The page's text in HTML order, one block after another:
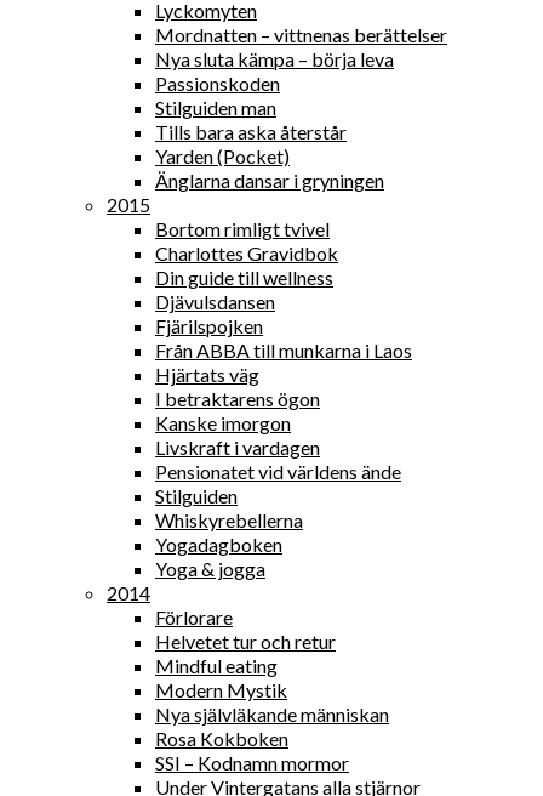
Lyckomyten
Mordnatten – vittnenas berättelser
Nya sluta kämpa – börja leva
Passionskoden
Stilguiden man
Tills bara aska återstår
Yarden (Pocket)
Änglarna dansar i gryningen
2015
Bortom rimligt tvivel
Charlottes Gravidbok
Din guide till wellness
Djävulsdansen
Fjärilspojken
Från ABBA till munkarna i Laos
Hjärtats väg
I betraktarens ögon
Kanske imorgon
Livskraft i vardagen
Pensionatet vid världens ände
Stilguiden
Whiskyrebellerna
Yogadagboken
Yoga & jogga
2014
Förlorare
Helvetet tur och retur
Mindful eating
Modern Mystik
Nya självläkande människan
Rosa Kokboken
SSI – Kodnamn mormor
Under Vintergatans alla stjärnor